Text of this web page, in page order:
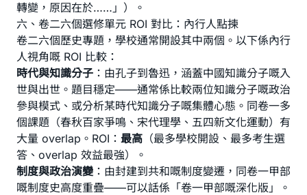
轉變，原因在於……」）。
六、卷二六個選修單元 ROI 對比：內行人點揀
卷二六個歷史專題，學校通常開設其中兩個。以下係內行
人視角嘅 ROI 比較：
時代與知識分子 ：由孔子到魯迅，涵蓋中國知識分子嘅入
世與出世。題目穩定——通常係比較兩位知識分子嘅政治
參與模式、或分析某時代知識分子嘅集體心態。同卷一多
個課題（春秋百家爭鳴、宋代理學、五四新文化運動）有
大量 overlap。ROI： 最高 （最多學校開設、最多考生選
答、overlap 效益最強）。
制度與政治演變 ：由封建到共和嘅制度變遷，同卷一甲部
嘅制度史高度重疊——可以話係「卷一甲部嘅深化版」。